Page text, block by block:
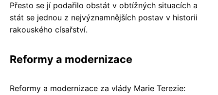
Přesto se jí podařilo obstát v obtížných situacích a
stát se jednou z nejvýznamnějších postav v historii
rakouského císařství.
Reformy a modernizace
Reformy a modernizace za vlády Marie Terezie: